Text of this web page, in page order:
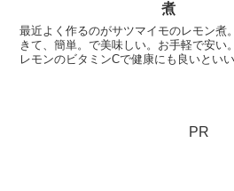
煮
最近よく作るのがサツマイモのレモン煮
きて、簡単。で美味しい。お手軽で安い
レモンのビタミンCで健康にも良いといい
PR